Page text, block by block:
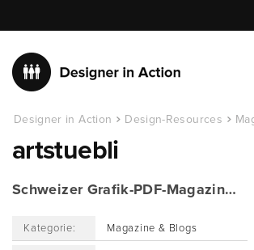
Designer in Action Design-Resources
artstuebli
Schweizer Grafik-PDF-Magazin…
Kategorie: Magazine & Blogs